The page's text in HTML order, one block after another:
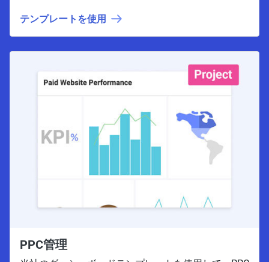
テンプレートを使用
PPC管理